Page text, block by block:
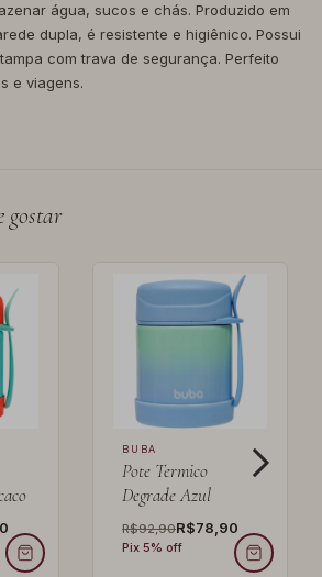
água, sucos e chás. Produzido em
dupla, é resistente e higiênico. Possui
com trava de segurança. Perfeito
e viagens.
gostar
BUBA
Pote Termico
Degrade Azul
R$92,90R$78,90
Pix 5% off